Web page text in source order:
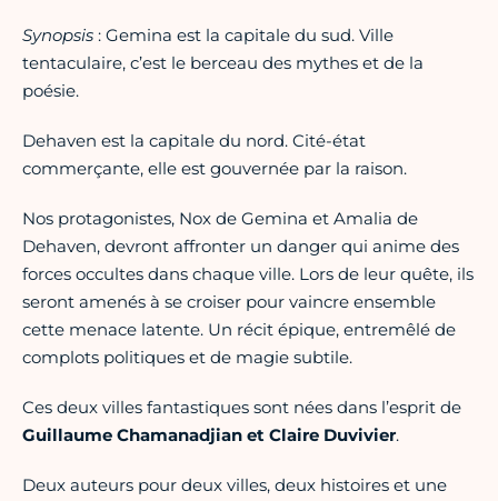
Synopsis : Gemina est la capitale du sud. Ville
tentaculaire, c’est le berceau des mythes et de la
poésie.
Dehaven est la capitale du nord. Cité-état
commerçante, elle est gouvernée par la raison.
Nos protagonistes, Nox de Gemina et Amalia de
Dehaven, devront affronter un danger qui anime des
forces occultes dans chaque ville. Lors de leur quête, ils
seront amenés à se croiser pour vaincre ensemble
cette menace latente. Un récit épique, entremêlé de
complots politiques et de magie subtile.
Ces deux villes fantastiques sont nées dans l’esprit de
Guillaume Chamanadjian et Claire Duvivier.
Deux auteurs pour deux villes, deux histoires et une